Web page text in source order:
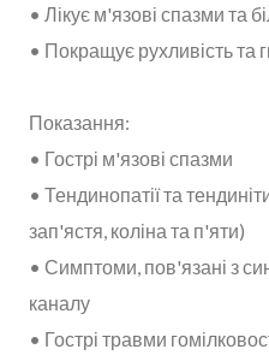
• Лікує м'язові спазми та
• Покращує рухливість та
Показання:
• Гострі м'язові спазми
• Тендинопатії та
зап'ястя, коліна та п'яти)
• Симптоми, пов'язані з
каналу
• Гострі травми